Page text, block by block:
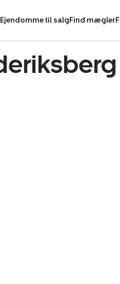
Ejendomme til salgFind mægler